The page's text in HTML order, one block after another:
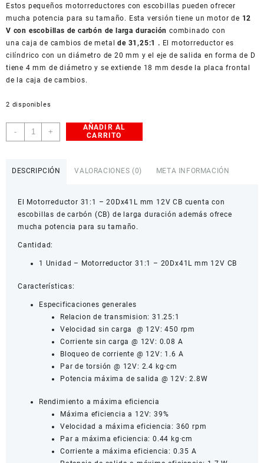
Estos pequeños motorreductores con escobillas pueden ofrecer
mucha potencia para su tamaño. Esta versión tiene un motor de 12
V con escobillas de carbón de larga duración combinado con
una caja de cambios de metalde 31,25:1 . El motorreductor es
cilíndrico con un diámetro de 20 mm y el eje de salida en forma de D
tiene 4 mm de diámetro y se extiende 18 mm desde la placa frontal
de la caja de cambios.
2 disponibles
-
Motorreductor
Pololu
12V
CB
cantidad
+
AÑADIR AL
CARRITO
DESCRIPCIÓN VALORACIONES (0) META INFORMACIÓN
El Motorreductor 31:1 – 20Dx41L mm 12V CB cuenta con
escobillas de carbón (CB) de larga duración además ofrece
mucha potencia para su tamaño.
Cantidad:
1 Unidad – Motorreductor 31:1 – 20Dx41L mm 12V CB
Características:
Especificaciones generales
Relacion de transmision: 31.25:1
Velocidad sin carga @ 12V: 450 rpm
Corriente sin carga @ 12V: 0.08 A
Bloqueo de corriente @ 12V: 1.6 A
Par de torsión @ 12V: 2.4 kg·cm
Potencia máxima de salida @ 12V: 2.8W
Rendimiento a máxima eficiencia
Máxima eficiencia a 12V: 39%
Velocidad a máxima eficiencia: 360 rpm
Par a máxima eficiencia: 0.44 kg·cm
Corriente a máxima eficiencia: 0.35 A